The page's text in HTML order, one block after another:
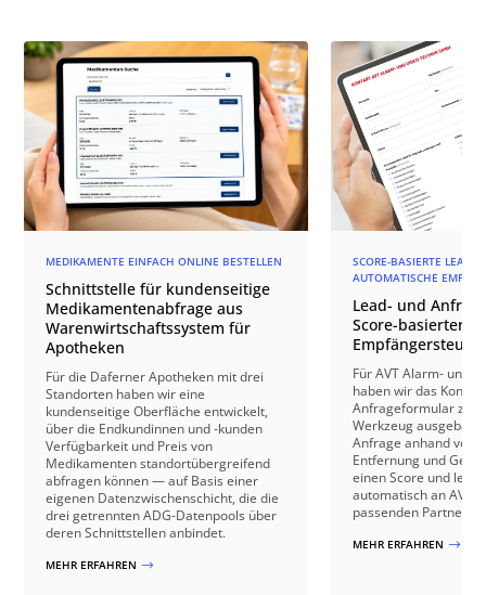
MEDIKAMENTE EINFACH ONLINE BESTELLEN
Schnittstelle für kundenseitige
Medikamentenabfrage aus
Warenwirtschaftssystem für
Apotheken
Für die Daferner Apotheken mit drei
Standorten haben wir eine
kundenseitige Oberfläche entwickelt,
über die Endkundinnen und -kunden
Verfügbarkeit und Preis von
Medikamenten standortübergreifend
abfragen können — auf Basis einer
eigenen Datenzwischenschicht, die die
drei getrennten ADG-Datenpools über
deren Schnittstellen anbindet.
MEHR ERFAHREN $
SCORE-BASIERTE LEAD-
AUTOMATISCHE
Lead- und
Score-basierter
Für AVT Alarm- und
haben wir das
Anfrageformular zu
Werkzeug
Anfrage anhand von
Entfernung und
einen Score und
automatisch an AVT
passenden
MEHR ERFAHREN $